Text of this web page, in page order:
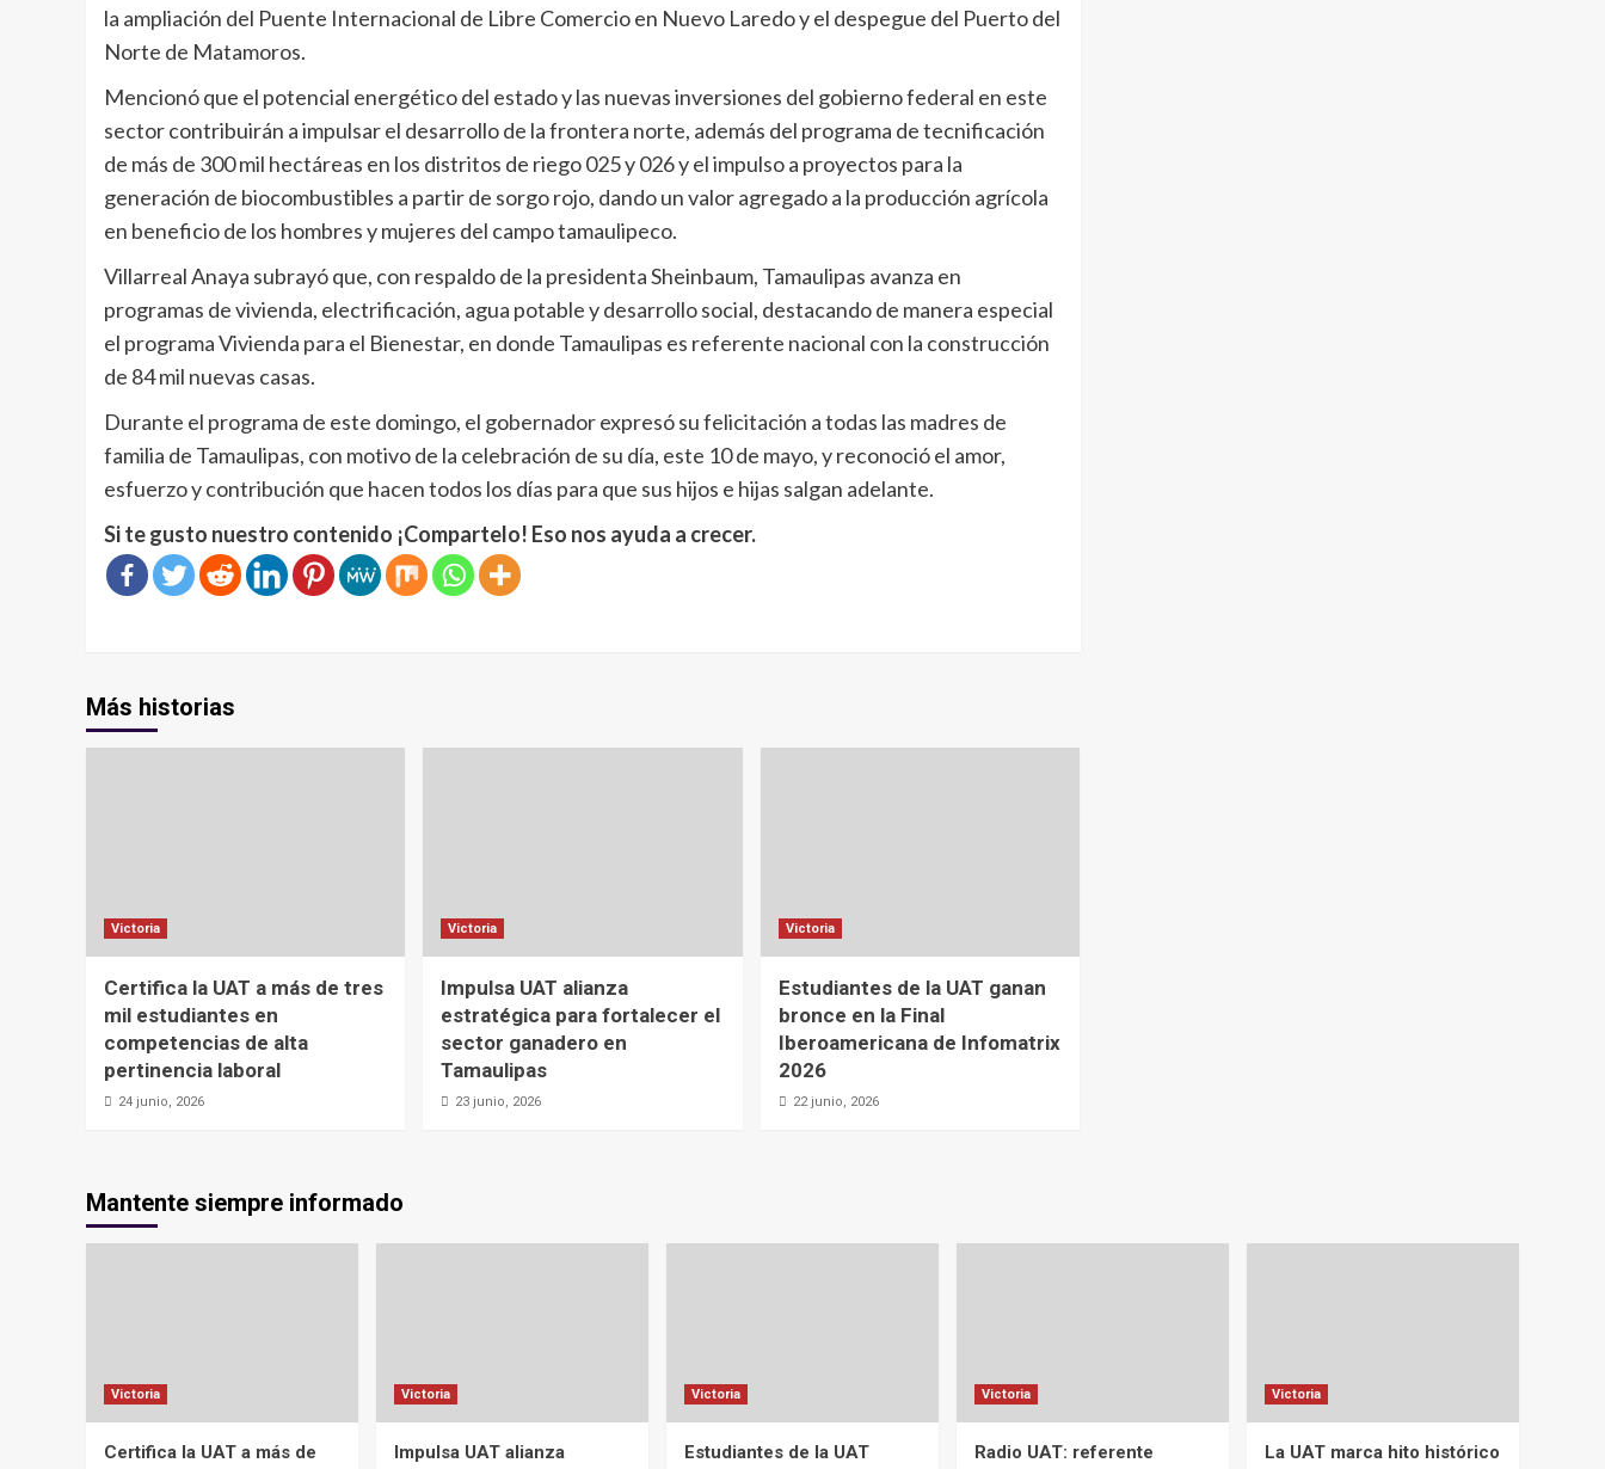
la ampliación del Puente Internacional de Libre Comercio en Nuevo Laredo y el despegue del Puerto del
Norte de Matamoros.
Mencionó que el potencial energético del estado y las nuevas inversiones del gobierno federal en este
sector contribuirán a impulsar el desarrollo de la frontera norte, además del programa de tecnificación
de más de 300 mil hectáreas en los distritos de riego 025 y 026 y el impulso a proyectos para la
generación de biocombustibles a partir de sorgo rojo, dando un valor agregado a la producción agrícola
en beneficio de los hombres y mujeres del campo tamaulipeco.
Villarreal Anaya subrayó que, con respaldo de la presidenta Sheinbaum, Tamaulipas avanza en
programas de vivienda, electrificación, agua potable y desarrollo social, destacando de manera especial
el programa Vivienda para el Bienestar, en donde Tamaulipas es referente nacional con la construcción
de 84 mil nuevas casas.
Durante el programa de este domingo, el gobernador expresó su felicitación a todas las madres de
familia de Tamaulipas, con motivo de la celebración de su día, este 10 de mayo, y reconoció el amor,
esfuerzo y contribución que hacen todos los días para que sus hijos e hijas salgan adelante.
Si te gusto nuestro contenido ¡Compartelo! Eso nos ayuda a crecer.
Más historias
Victoria
Certifica la UAT a más de tres
mil estudiantes en
competencias de alta
pertinencia laboral
24 junio, 2026
Victoria
Impulsa UAT alianza
estratégica para fortalecer el
sector ganadero en
Tamaulipas
23 junio, 2026
Victoria
Estudiantes de la UAT ganan
bronce en la Final
Iberoamericana de Infomatrix
2026
22 junio, 2026
Mantente siempre informado
Victoria
Certifica la UAT a más de
Victoria
Impulsa UAT alianza
Victoria
Estudiantes de la UAT
Victoria
Radio UAT: referente
Victoria
La UAT marca hito histórico